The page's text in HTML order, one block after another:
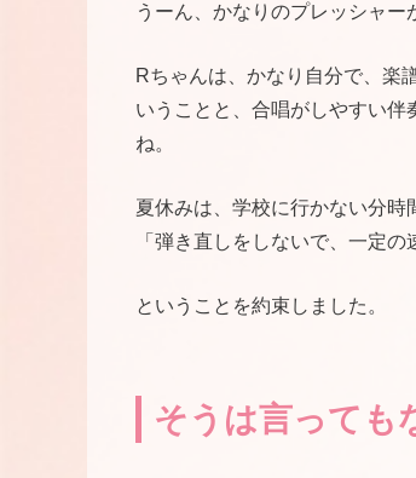
うーん、かなりのプレッシャー
Rちゃんは、かなり自分で、楽
いうことと、合唱がしやすい伴
ね。
夏休みは、学校に行かない分時
「弾き直しをしないで、一定
ということを約束しました。
そうは言っても